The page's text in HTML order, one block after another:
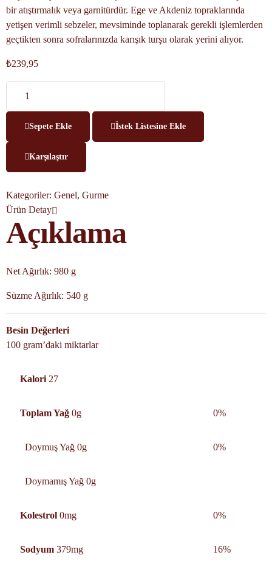
bir atıştırmalık veya garnitürdür. Ege ve Akdeniz topraklarında
yetişen verimli sebzeler, mevsiminde toplanarak gerekli işlemlerden
geçtikten sonra sofralarınızda karışık turşu olarak yerini alıyor.
₺239,95
Sepete Ekle İstek Listesine Ekle
Karşılaştır
Kategoriler: Genel, Gurme
Ürün Detay
Açıklama
Net Ağırlık: 980 g
Süzme Ağırlık: 540 g
Besin Değerleri
100 gram’daki miktarlar
Kalori 27
Toplam Yağ0g 0%
Doymuş Yağ 0g 0%
Doymamış Yağ 0g
Kolestrol 0mg 0%
Sodyum379mg 16%